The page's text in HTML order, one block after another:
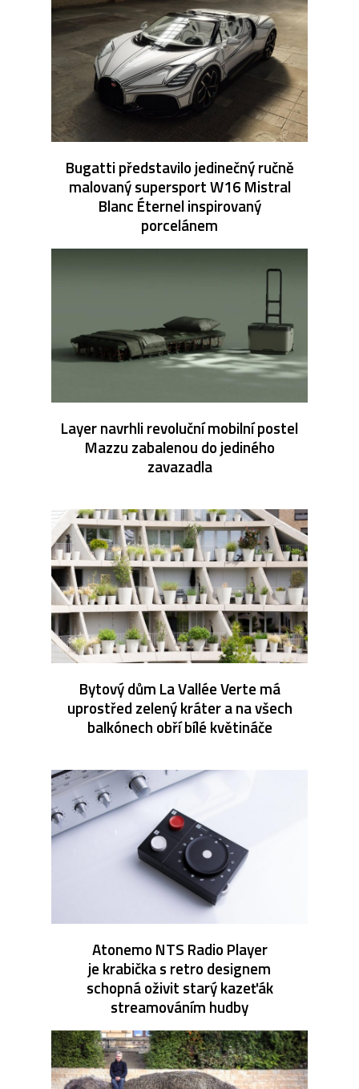
Bugatti představilo jedinečný ručně
malovaný supersport W16 Mistral
Blanc Éternel inspirovaný
porcelánem
Layer navrhli revoluční mobilní postel
Mazzu zabalenou do jediného
zavazadla
Bytový dům La Vallée Verte má
uprostřed zelený kráter a na všech
balkónech obří bílé květináče
Atonemo NTS Radio Player
je krabička s retro designem
schopná oživit starý kazeťák
streamováním hudby